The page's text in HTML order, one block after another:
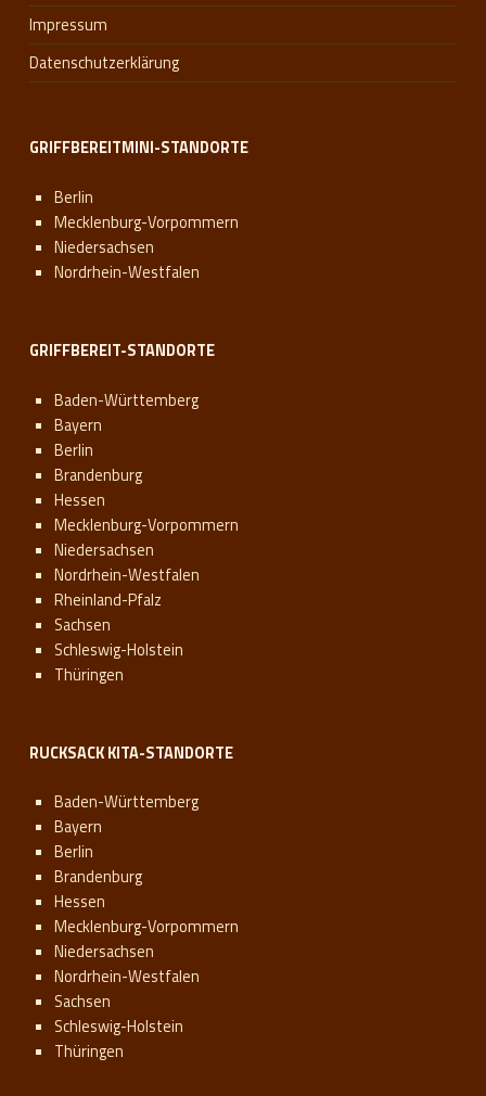
Impressum
Datenschutzerklärung
GRIFFBEREITMINI-STANDORTE
Berlin
Mecklenburg-Vorpommern
Niedersachsen
Nordrhein-Westfalen
GRIFFBEREIT-STANDORTE
Baden-Württemberg
Bayern
Berlin
Brandenburg
Hessen
Mecklenburg-Vorpommern
Niedersachsen
Nordrhein-Westfalen
Rheinland-Pfalz
Sachsen
Schleswig-Holstein
Thüringen
RUCKSACK KITA-STANDORTE
Baden-Württemberg
Bayern
Berlin
Brandenburg
Hessen
Mecklenburg-Vorpommern
Niedersachsen
Nordrhein-Westfalen
Sachsen
Schleswig-Holstein
Thüringen